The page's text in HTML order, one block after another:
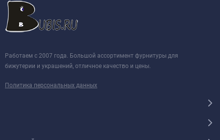
Работаем с 2007 года. Большой ассортимент фурнитуры для
бижутерии и украшений, отличное качество и цены.
Политика персональных данных